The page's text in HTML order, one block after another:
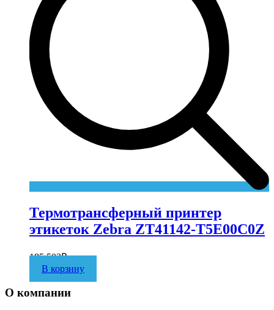
Термотрансферный принтер
этикеток Zebra ZT41142-T5E00C0Z
185 503₽
В корзину
О компании